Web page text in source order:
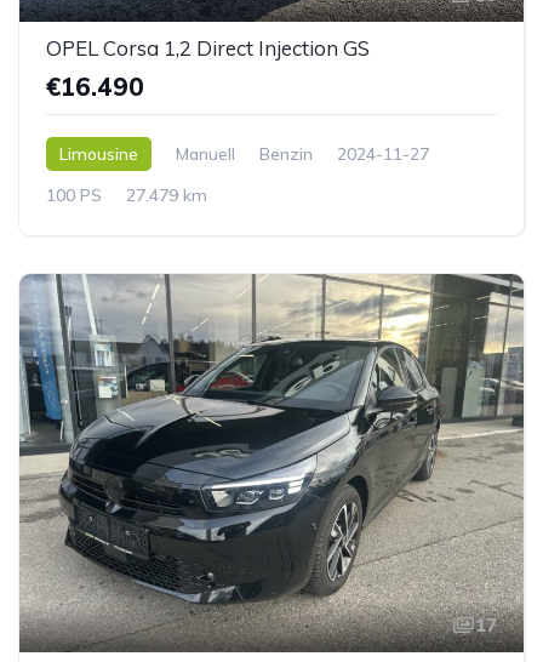
OPEL Corsa 1,2 Direct Injection GS
€16.490
Limousine Manuell Benzin
2024-11-27
100 PS
27.479 km
17